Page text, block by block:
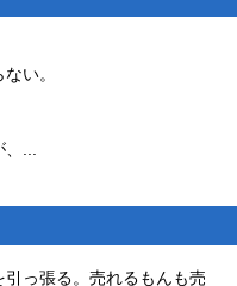
い。
...
っ張る。売れるもんも売